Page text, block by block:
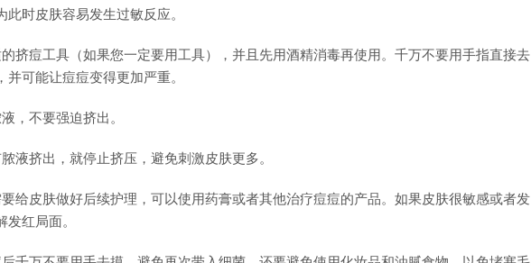
时皮肤容易发生过敏反应。
挤痘工具（如果您一定要用工具），并且先用酒精消毒再使用。千万不要用手指直接去
可能让痘痘变得更加严重。
，不要强迫挤出。
液挤出，就停止挤压，避免刺激皮肤更多。
给皮肤做好后续护理，可以使用药膏或者其他治疗痘痘的产品。如果皮肤很敏感或者发
红局面。